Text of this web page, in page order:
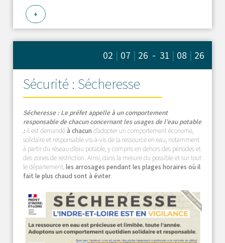
+
02 | 07 | 26 - 31 | 08 | 26
Sécurité : Sécheresse
Sécheresse : Le préfet appelle à un comportement
responsable de chacun concernant les usages de l’eau potable
: il est demandéà chacun d’adopter un comportement économe,
solidaire et responsable vis-à-vis de la ressource en eau, notamment
à partir du réseau d’eau potable, y compris en dehors des périodes et
des zones de restriction.Ainsi, dans la mesure du possible et sur tout
le département,les arrosages pendant les plages horaires où il
fait le plus chaud sont à éviter.